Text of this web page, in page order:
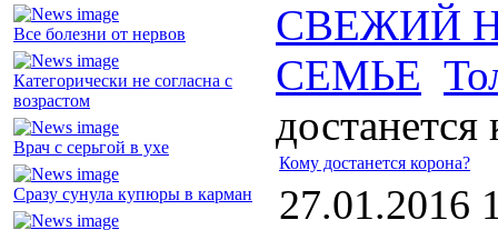
Все болезни от нервов
Категорически не согласна с
возрастом
Врач с серьгой в ухе
Сразу сунула купюры в карман
СВЕЖИЙ
СЕМЬЕ
достанется
Кому достанется корона?
27.01.2016